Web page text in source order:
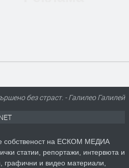
без страст. - Галилео Галилей
собственост на ЕСКОМ МЕДИА
статии, репортажи, интервюта и
графични и видео материали,